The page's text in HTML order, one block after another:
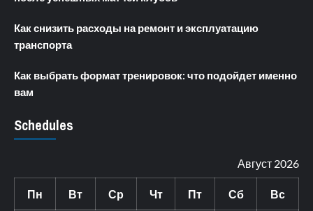
Как снизить расходы на ремонт и эксплуатацию
транспорта
Как выбрать формат тренировок: что подойдет именно
вам
Schedules
Август 2026
Пн Вт Ср Чт Пт Сб Вс